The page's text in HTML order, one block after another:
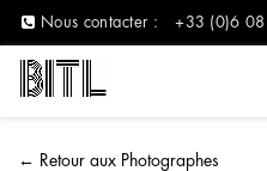
Nous contacter : +33 (0)6
← Retour aux Photographes